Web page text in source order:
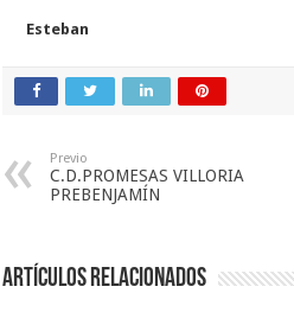
Esteban
Previo
C.D.PROMESAS VILLORIA
PREBENJAMÍN
Artículos relacionados